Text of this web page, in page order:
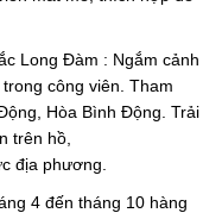
Long Đàm : Ngắm cảnh
công viên. Tham
Hòa Bình Động. Trải
trên hồ,
địa phương.
4 đến tháng 10 hàng